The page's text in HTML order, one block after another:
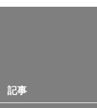
記事